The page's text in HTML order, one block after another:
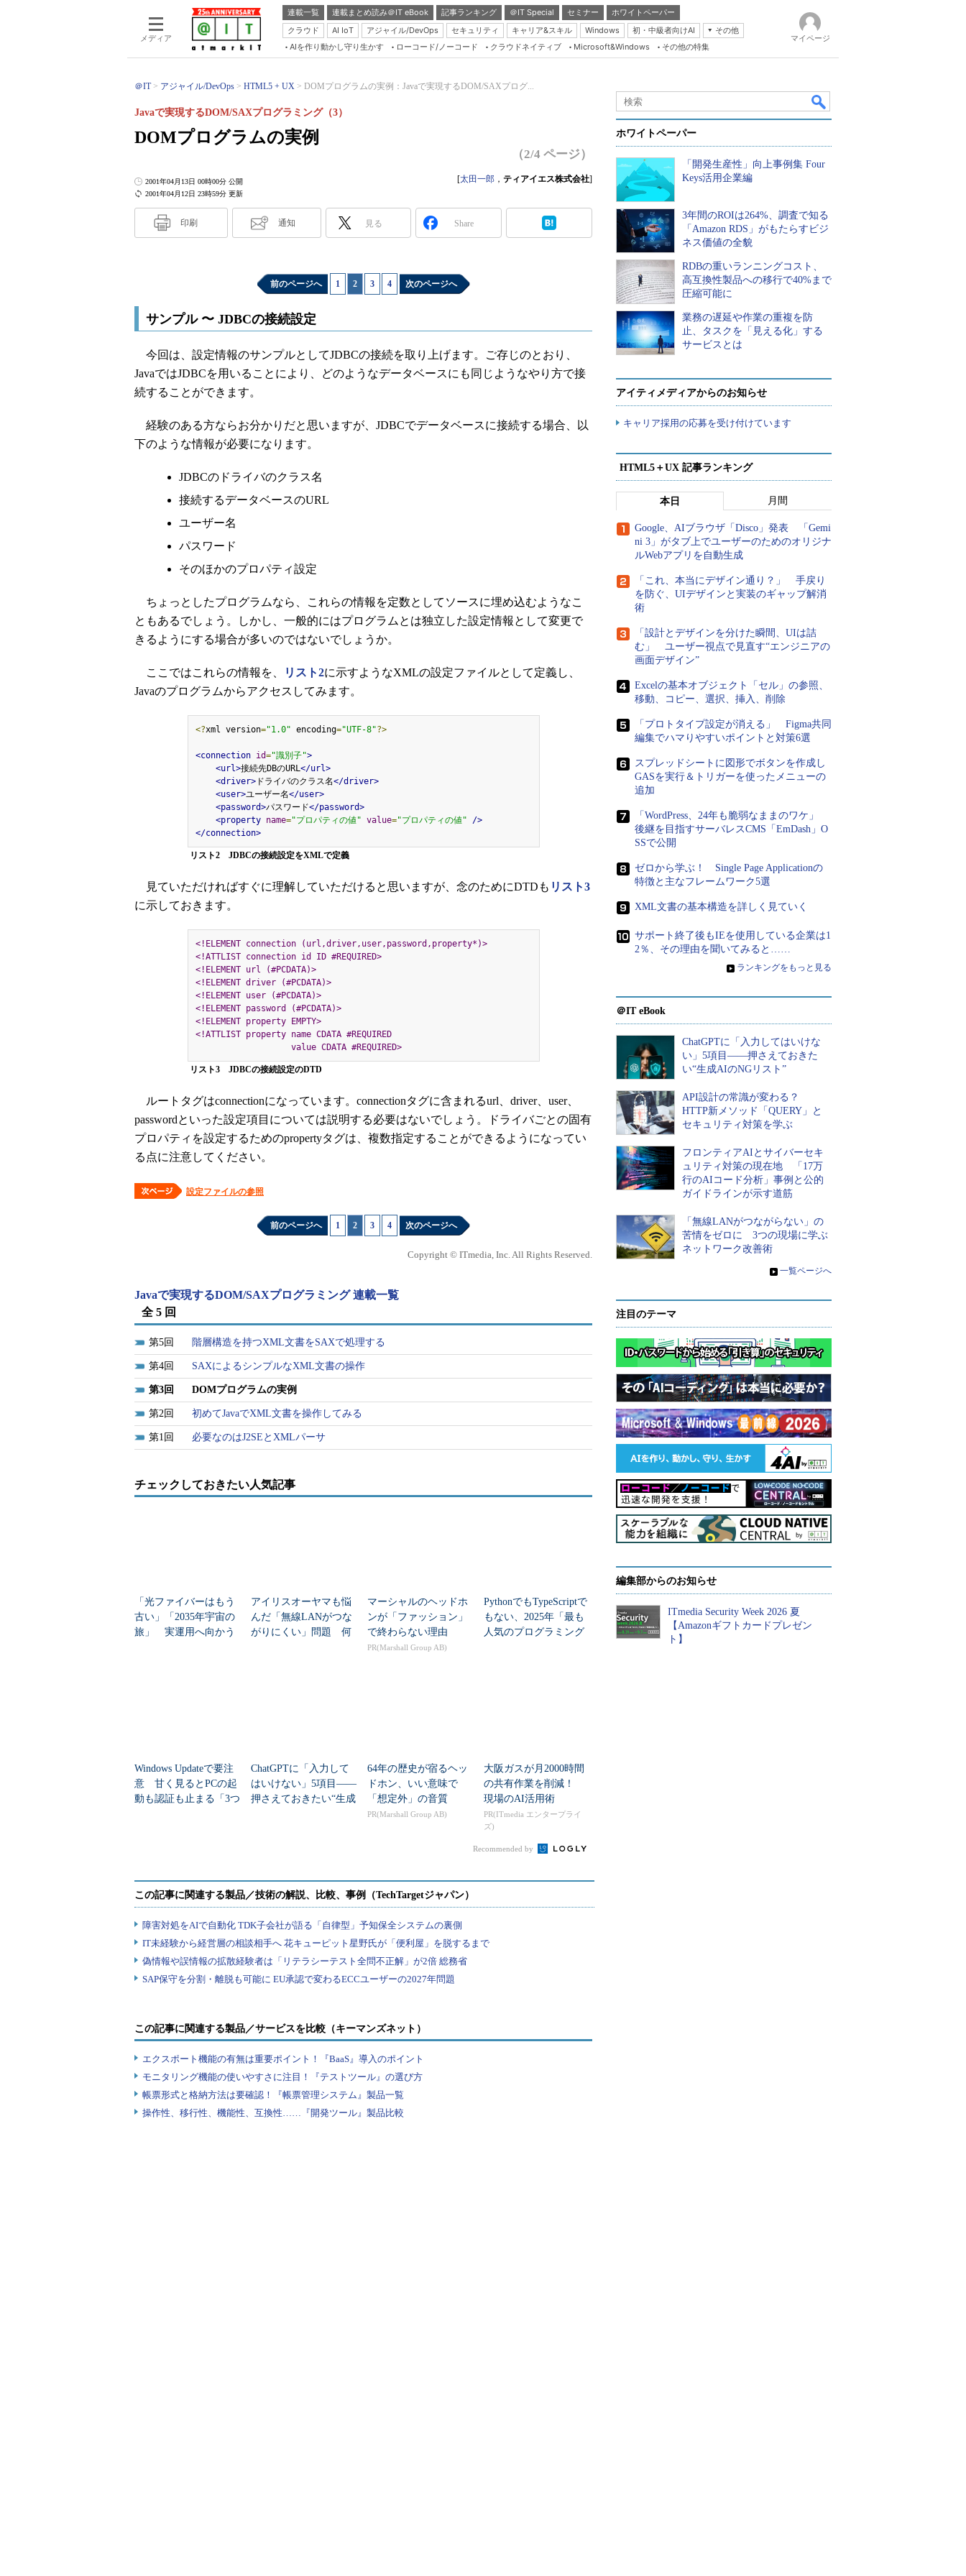
メディア
連載一覧 連載まとめ読み＠IT eBook 記事ランキング ＠IT Special セミナー
ホワイトペーパー
クラウド
AI IoT アジャイル/DevOps セキュリティ キャリア&スキル Windows 初・中級者向けAI
その他
Server & Storage
Database Expert
Master of IP Network
Security & Trust
AIを作り動かし守り生かす ローコード/ノーコード クラウドネイティブ Microsoft&Windows その他の特集
マイページ
＠IT アジャイル/DevOps HTML5 + UX DOMプログラムの実例：Javaで実現するDOM/SAXプログ...
DOMプログラムの実例
Javaで実現するDOM/SAXプログラミング（3）
（2/4 ページ）
2001年04月12日 23時59分 更新
2001年04月13日 00時00分 公開 [太田一郎 ， ティアイエス株式会社]
印刷 通知 見る Share
前のページへ 1 2 3 4 次のページへ
サンプル 〜 JDBCの接続設定
今回は、設定情報のサンプルとしてJDBCの接続を取り上げます。ご存じのとおり、
JavaではJDBCを用いることにより、どのようなデータベースにも同じようなやり方で接
続することができます。
経験のある方ならお分かりだと思いますが、JDBCでデータベースに接続する場合、以
下のような情報が必要になります。
JDBCのドライバのクラス名
接続するデータベースのURL
ユーザー名
パスワード
そのほかのプロパティ設定
ちょっとしたプログラムなら、これらの情報を定数としてソースに埋め込むようなこ
ともあるでしょう。しかし、一般的にはプログラムとは独立した設定情報として変更で
きるようにする場合が多いのではないでしょうか。
ここではこれらの情報を、 リスト2に示すようなXMLの設定ファイルとして定義し、
Javaのプログラムからアクセスしてみます。
<?xml version="1.0" encoding="UTF-8"?>
<connection id="識別子">
<url>接続先DBのURL</url>
<driver>ドライバのクラス名</driver>
<user>ユーザー名</user>
<password>パスワード</password>
<property
name="プロパティの値" value="プロパティの値"
/>
</connection>
リスト2 JDBCの接続設定をXMLで定義
見ていただければすぐに理解していただけると思いますが、念のためにDTDも リスト3
に示しておきます。
<!ELEMENT connection (url,driver,user,password,property*)>
<!ATTLIST connection id ID #REQUIRED>
<!ELEMENT url (#PCDATA)>
<!ELEMENT driver (#PCDATA)>
<!ELEMENT user (#PCDATA)>
<!ELEMENT password (#PCDATA)>
<!ELEMENT property EMPTY>
<!ATTLIST property name CDATA #REQUIRED
                   value CDATA #REQUIRED>
リスト3 JDBCの接続設定のDTD
ルートタグはconnectionになっています。connectionタグに含まれるurl、driver、user、
passwordといった設定項目については説明する必要はないでしょう。ドライバごとの固有
プロパティを設定するためのpropertyタグは、複数指定することができるようになってい
る点に注意してください。
設定ファイルの参照
前のページへ 1 2 3 4 次のページへ
Copyright © ITmedia, Inc. All Rights Reserved.
Javaで実現するDOM/SAXプログラミング 連載一覧
全 5 回
5 階層構造を持つXML文書をSAXで処理する
4 SAXによるシンプルなXML文書の操作
3 DOMプログラムの実例
2 初めてJavaでXML文書を操作してみる
1 必要なのはJ2SEとXMLパーサ
チェックしておきたい人気記事
「光ファイバーはもう
古い」「2035年宇宙の
旅」 実運用へ向かう
アイリスオーヤマも悩
んだ「無線LANがつな
がりにくい」問題 何
マーシャルのヘッドホ
ンが「ファッション」
で終わらない理由
PR(Marshall Group AB)
PythonでもTypeScriptで
もない、2025年「最も
人気のプログラミング
Windows Updateで要注
意 甘く見るとPCの起
動も認証も止まる「3つ
ChatGPTに「入力して
はいけない」5項目――
押さえておきたい“生成
64年の歴史が宿るヘッ
ドホン、いい意味で
「想定外」の音質
PR(Marshall Group AB)
大阪ガスが月2000時間
の共有作業を削減！
現場のAI活用術
PR(ITmedia エンタープライ
ズ)
Recommended by
この記事に関連する製品／サービスを比較（キーマンズネット）
エクスポート機能の有無は重要ポイント！『BaaS』導入のポイント
モニタリング機能の使いやすさに注目！『テストツール』の選び方
帳票形式と格納方法は要確認！『帳票管理システム』製品一覧
操作性、移行性、機能性、互換性……『開発ツール』製品比較
ホワイトペーパー
「開発生産性」向上事例集 Four
Keys活用企業編
3年間のROIは264%、調査で知る
「Amazon RDS」がもたらすビジ
ネス価値の全貌
RDBの重いランニングコスト、
高互換性製品への移行で40%まで
圧縮可能に
業務の遅延や作業の重複を防
止、タスクを「見える化」する
サービスとは
アイティメディアからのお知らせ
キャリア採用の応募を受け付けています
HTML5＋UX 記事ランキング
本日 月間
Google、AIブラウザ「Disco」発表 「Gemi
ni 3」がタブ上でユーザーのためのオリジナ
ルWebアプリを自動生成
「これ、本当にデザイン通り？」 手戻り
を防ぐ、UIデザインと実装のギャップ解消
術
「設計とデザインを分けた瞬間、UIは詰
む」 ユーザー視点で見直す“エンジニアの
画面デザイン”
Excelの基本オブジェクト「セル」の参照、
移動、コピー、選択、挿入、削除
「プロトタイプ設定が消える」 Figma共同
編集でハマりやすいポイントと対策6選
スプレッドシートに図形でボタンを作成し
GASを実行＆トリガーを使ったメニューの
追加
「WordPress、24年も脆弱なままのワケ」
後継を目指すサーバレスCMS「EmDash」O
SSで公開
ゼロから学ぶ！ Single Page Applicationの
特徴と主なフレームワーク5選
XML文書の基本構造を詳しく見ていく
サポート終了後もIEを使用している企業は1
2％、その理由を聞いてみると……
» ランキングをもっと見る
＠IT eBook
ChatGPTに「入力してはいけな
い」5項目――押さえておきた
い“生成AIのNGリスト”
API設計の常識が変わる？
HTTP新メソッド「QUERY」と
セキュリティ対策を学ぶ
フロンティアAIとサイバーセキ
ュリティ対策の現在地 「17万
行のAIコード分析」事例と公的
ガイドラインが示す道筋
「無線LANがつながらない」の
苦情をゼロに 3つの現場に学ぶ
ネットワーク改善術
» 一覧ページへ
注目のテーマ
編集部からのお知らせ
ITmedia Security Week 2026 夏
【Amazonギフトカードプレゼン
ト】